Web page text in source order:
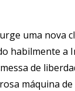
uma nova
habilmente a
de
máquina de